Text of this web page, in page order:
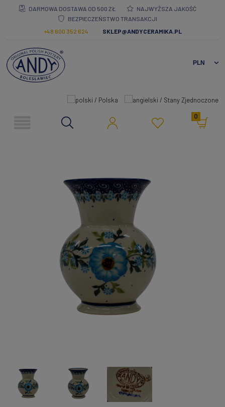
DARMOWA DOSTAWA OD 500 ZŁ
NAJWYŻSZA JAKOŚĆ
BEZPIECZEŃSTWO TRANSAKCJI
+48 600 352 624
SKLEP@ANDYCERAMIKA.PL
0